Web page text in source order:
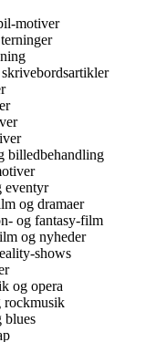
motiver
billedbehandling
eventyr
og dramaer
og fantasy-film
og nyheder
shows
og opera
rockmusik
blues